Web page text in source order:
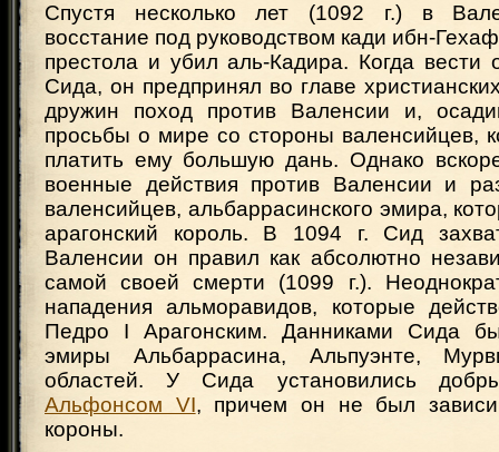
Спустя несколько лет (1092 г.) в
восстание под руководством кади ибн-
престола и убил аль-Кадира. Когда
Сида, он предпринял во главе
дружин поход против Валенсии и,
просьбы о мире со стороны валенсийцев,
платить ему большую дань. Однако
военные действия против Валенсии и
валенсийцев, альбаррасинского эмира,
арагонский король. В 1094 г. Сид
Валенсии он правил как абсолютно
самой своей смерти (1099 г.).
нападения альморавидов, которые
Педро I Арагонским. Данниками Сида
эмиры Альбаррасина, Альпуэнте,
областей. У Сида установились
Альфонсом VI, причем он не был
короны.